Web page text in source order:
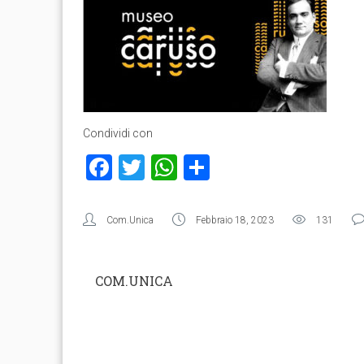
Condividi con
Facebook
TwitterWhatsApp
Com.Unica Febbraio 18, 2023 131
COM.UNICA